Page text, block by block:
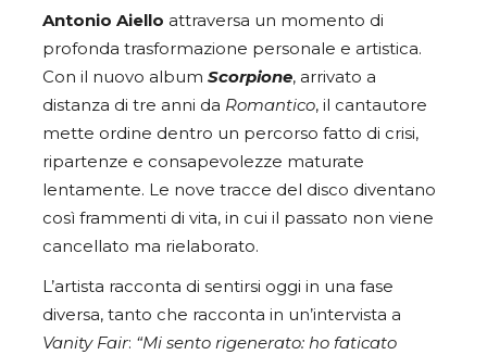
Antonio Aiello attraversa un momento di
profonda trasformazione personale e artistica.
Con il nuovo album Scorpione, arrivato a
distanza di tre anni da Romantico, il cantautore
mette ordine dentro un percorso fatto di crisi,
ripartenze e consapevolezze maturate
lentamente. Le nove tracce del disco diventano
così frammenti di vita, in cui il passato non viene
cancellato ma rielaborato.
L’artista racconta di sentirsi oggi in una fase
diversa, tanto che racconta in un’intervista a
Vanity Fair: “Mi sento rigenerato: ho faticato